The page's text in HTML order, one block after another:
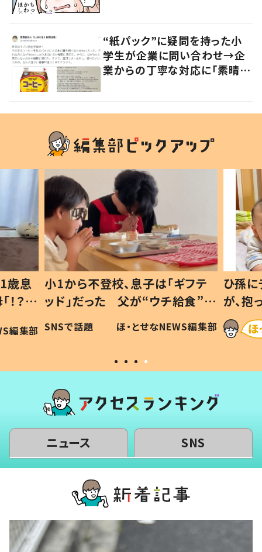
“紙パック”に疑問を持った小
学生が企業に問い合わせ→企
業からの丁寧な対応に「素晴ら
歳息
？」
編集部
小1から不登校、息子は「ギフテ
ッド」だった 父が“ウチ給食”を
作り続ける理由とは #令和の親
#令和の子
SNSで話題 ほ・とせなNEWS編集部
ひ孫
が、
「涙が
い」
ニュース SNS